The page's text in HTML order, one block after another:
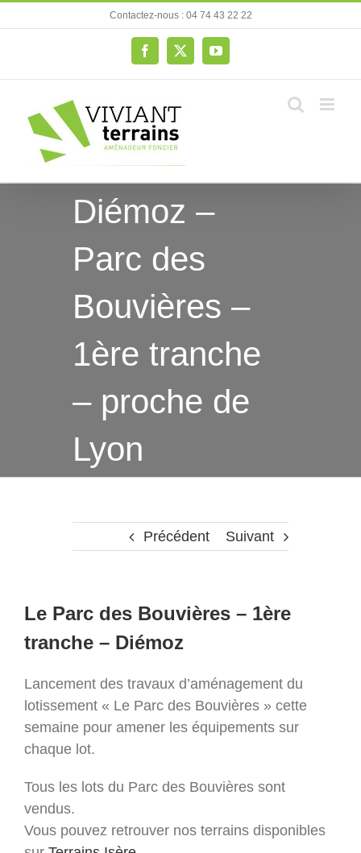
au
Contactez-nous : 04 74 43 22 22
Facebook
X YouTube
Diémoz –
Parc des
Bouvières –
1ère tranche
– proche de
Lyon
Précédent Suivant
Le Parc des Bouvières – 1ère
tranche – Diémoz
Lancement des travaux d’aménagement du
lotissement « Le Parc des Bouvières » cette
semaine pour amener les équipements sur
chaque lot.
Tous les lots du Parc des Bouvières sont
vendus.
Vous pouvez retrouver nos terrains disponibles